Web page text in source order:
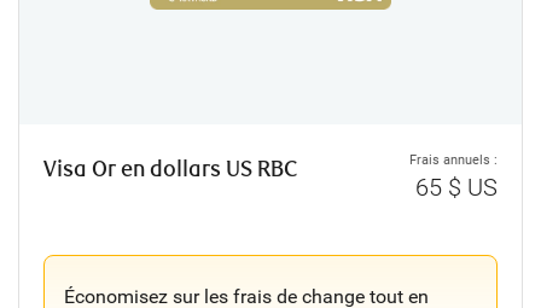
Visa Or en dollars US RBC Frais annuels :
65 $ US
Économisez sur les frais de change tout en